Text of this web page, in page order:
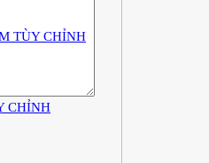
TÙY CHỈNH
CHỈNH